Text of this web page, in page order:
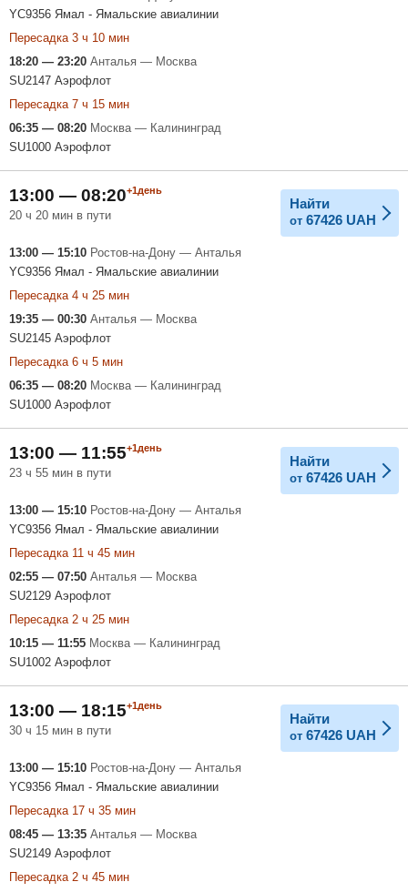
YC9356 Ямал - Ямальские авиалинии
Пересадка 3 ч 10 мин
18:20 — 23:20 Анталья — Москва
SU2147 Аэрофлот
Пересадка 7 ч 15 мин
06:35 — 08:20 Москва — Калининград
SU1000 Аэрофлот
13:00 — 08:20+1день
20 ч 20 мин в пути
Найти
от 67426 UAH
13:00 — 15:10 Ростов-на-Дону — Анталья
YC9356 Ямал - Ямальские авиалинии
Пересадка 4 ч 25 мин
19:35 — 00:30 Анталья — Москва
SU2145 Аэрофлот
Пересадка 6 ч 5 мин
06:35 — 08:20 Москва — Калининград
SU1000 Аэрофлот
13:00 — 11:55+1день
23 ч 55 мин в пути
Найти
от 67426 UAH
13:00 — 15:10 Ростов-на-Дону — Анталья
YC9356 Ямал - Ямальские авиалинии
Пересадка 11 ч 45 мин
02:55 — 07:50 Анталья — Москва
SU2129 Аэрофлот
Пересадка 2 ч 25 мин
10:15 — 11:55 Москва — Калининград
SU1002 Аэрофлот
13:00 — 18:15+1день
30 ч 15 мин в пути
Найти
от 67426 UAH
13:00 — 15:10 Ростов-на-Дону — Анталья
YC9356 Ямал - Ямальские авиалинии
Пересадка 17 ч 35 мин
08:45 — 13:35 Анталья — Москва
SU2149 Аэрофлот
Пересадка 2 ч 45 мин